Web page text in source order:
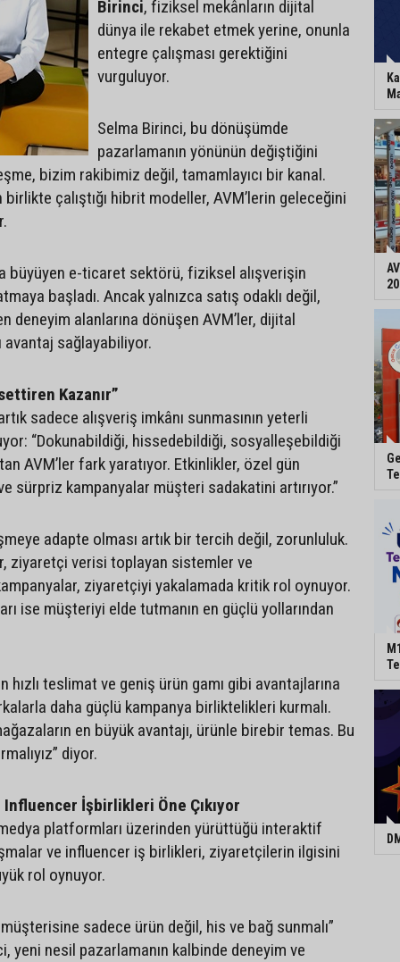
Birinci, fiziksel mekânların dijital
dünya ile rekabet etmek yerine, onunla
entegre çalışması gerektiğini
vurguluyor.
Selma Birinci, bu dönüşümde
pazarlamanın yönünün değiştiğini
bizim rakibimiz değil, tamamlayıcı bir kanal.
çalıştığı hibrit modeller, AVM’lerin geleceğini
büyüyen e-ticaret sektörü, fiziksel alışverişin
başladı. Ancak yalnızca satış odaklı değil,
deneyim alanlarına dönüşen AVM’ler, dijital
sağlayabiliyor.
Kazanır”
sadece alışveriş imkânı sunmasının yeterli
“Dokunabildiği, hissedebildiği, sosyalleşebildiği
AVM’ler fark yaratıyor. Etkinlikler, özel gün
sürpriz kampanyalar müşteri sadakatini artırıyor.”
adapte olması artık bir tercih değil, zorunluluk.
ziyaretçi verisi toplayan sistemler ve
ziyaretçiyi yakalamada kritik rol oynuyor.
ise müşteriyi elde tutmanın en güçlü yollarından
teslimat ve geniş ürün gamı gibi avantajlarına
daha güçlü kampanya birliktelikleri kurmalı.
en büyük avantajı, ürünle birebir temas. Bu
diyor.
İşbirlikleri Öne Çıkıyor
platformları üzerinden yürüttüğü interaktif
ve influencer iş birlikleri, ziyaretçilerin ilgisini
rol oynuyor.
müşterisine sadece ürün değil, his ve bağ sunmalı”
yeni nesil pazarlamanın kalbinde deneyim ve